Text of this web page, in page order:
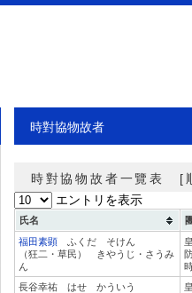
時對協物故者
時對協物故者一覽表 [
エントリを表示
氏名
福田素顕 ふくだ そけん
（狂二・草民） きやうじ・さうみ
ん
長谷幸祐 はせ かういう